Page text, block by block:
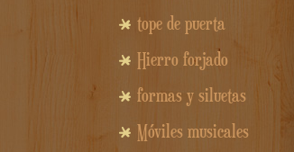
tope de puerta
Hierro forjado
formas y siluetas
Móviles musicales